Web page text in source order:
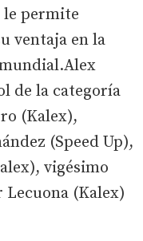
le permite
ventaja en la
de la categoría
(Kalex),
(Speed Up),
vigésimo
(Kalex)